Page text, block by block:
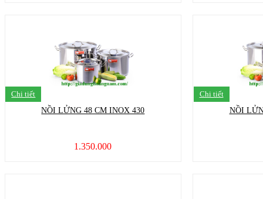
Chi tiết
NỒI LỬNG 48 CM INOX 430
1.350.000
Chi tiết
NỒI